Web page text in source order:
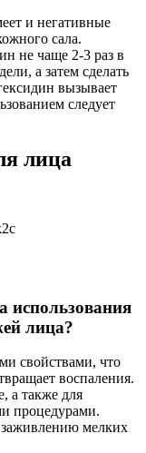
и негативные
сала.
не чаще 2-3 раз в
а затем сделать
вызывает
следует
лица
использования
лица?
свойствами, что
воспаления.
а также для
процедурами.
заживлению мелких